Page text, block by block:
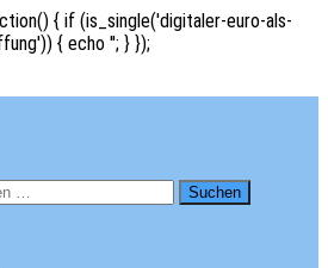
{ if (is_single('digitaler-euro-als-
{ echo ''; } });